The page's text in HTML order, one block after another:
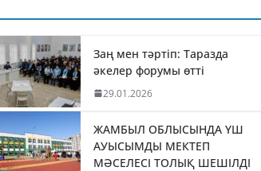
Заң мен тәртіп: Таразда
әкелер форумы өтті
29.01.2026
ЖАМБЫЛ ОБЛЫСЫНДА ҮШ
АУЫСЫМДЫ МЕКТЕП
МӘСЕЛЕСІ ТОЛЫҚ ШЕШІЛДІ
ХОЛДИНГІНІҢ
БАСШЫСЫН
ҚАБЫЛДАДЫ